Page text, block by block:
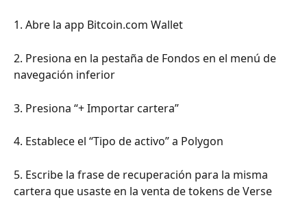
1. Abre la app Bitcoin.com Wallet
2. Presiona en la pestaña de Fondos en el menú de
navegación inferior
3. Presiona “+ Importar cartera”
4. Establece el “Tipo de activo” a Polygon
5. Escribe la frase de recuperación para la misma
cartera que usaste en la venta de tokens de Verse